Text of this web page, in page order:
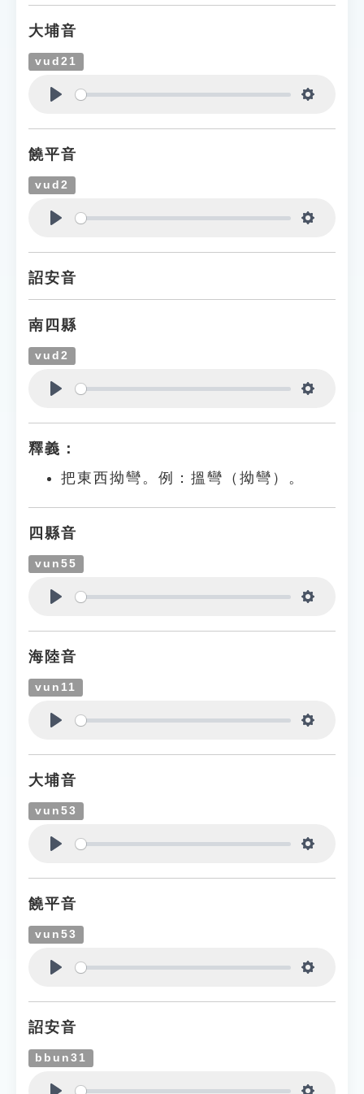
大埔音
vud21
饒平音
vud2
詔安音
南四縣
vud2
釋義：
把東西拗彎。例：搵彎（拗彎）。
四縣音
vun55
海陸音
vun11
大埔音
vun53
饒平音
vun53
詔安音
bbun31